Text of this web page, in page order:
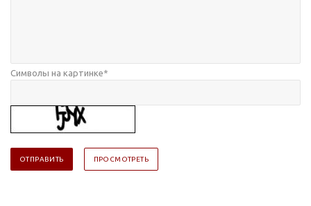
Символы на картинке*